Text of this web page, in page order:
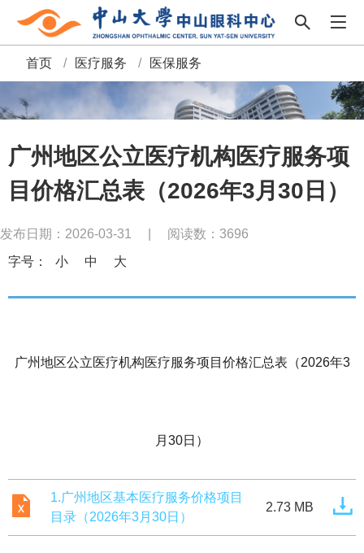
面
包
屑
首页 / 医疗服务 / 医保服务
广州地区公立医疗机构医疗服务项
目价格汇总表（2026年3月30日）
发布日期：2026-03-31 阅读数： 3696
字号：
小 中 大
广州地区公立医疗机构医疗服务项目价格汇总表（2026年3
月30日）
1.广州地区基本医疗服务价格项目
目录（2026年3月30日）
2.73 MB